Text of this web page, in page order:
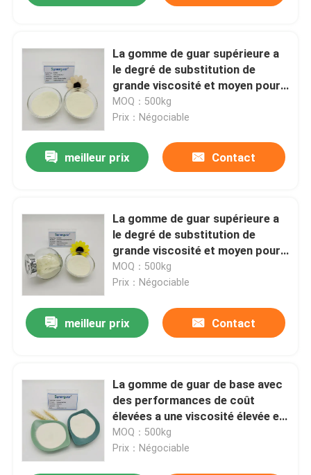
La gomme de guar supérieure a
le degré de substitution de
grande viscosité et moyen pour
le modificateur anionique de
rhéologie
MOQ：500kg
Prix：Négociable
meilleur prix Contact
La gomme de guar supérieure a
le degré de substitution de
grande viscosité et moyen pour
le modificateur anionique de
rhéologie
MOQ：500kg
Prix：Négociable
meilleur prix Contact
La gomme de guar de base avec
des performances de coût
élevées a une viscosité élevée et
un haut degré de substitution
pour la peinture
MOQ：500kg
Prix：Négociable